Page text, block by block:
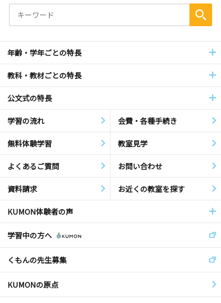
年齢・学年ごとの特長
教科・教材ごとの特長
公文式の特長
学習の流れ 会費・各種手続き
無料体験学習 教室見学
よくあるご質問 お問い合わせ
資料請求 お近くの教室を探す
KUMON体験者の声
学習中の方へ
くもんの先生募集
KUMONの原点